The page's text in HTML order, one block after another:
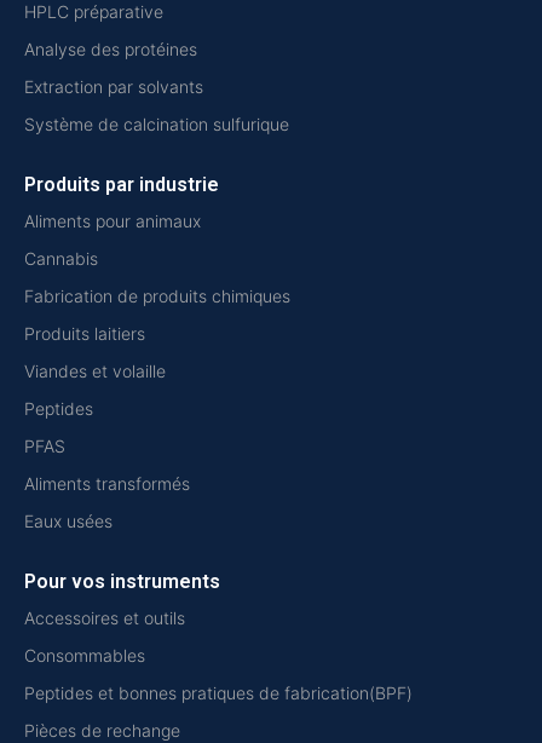
HPLC préparative
Analyse des protéines
Extraction par solvants
Système de calcination sulfurique
Produits par industrie
Aliments pour animaux
Cannabis
Fabrication de produits chimiques
Produits laitiers
Viandes et volaille
Peptides
PFAS
Aliments transformés
Eaux usées
Pour vos instruments
Accessoires et outils
Consommables
Peptides et bonnes pratiques de fabrication(BPF)
Pièces de rechange